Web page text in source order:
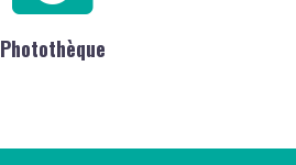
Photothèque